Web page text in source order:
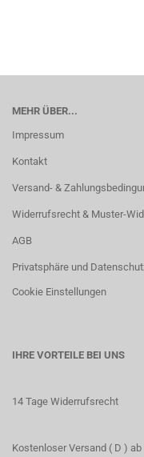
MEHR ÜBER...
Impressum
Kontakt
Versand- &
Widerrufsrecht & Muster-
AGB
Privatsphäre und
Cookie Einstellungen
IHRE VORTEILE BEI UNS
14 Tage Widerrufsrecht
Kostenloser Versand ( D ) ab